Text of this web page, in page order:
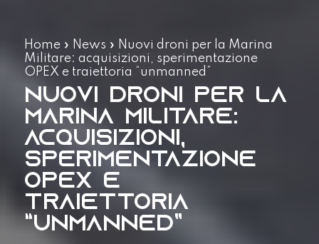
Home» News » Nuovi droni per la Marina
Militare: acquisizioni, sperimentazione
OPEX e traiettoria “unmanned”
Nuovi droni per la
Marina Militare:
acquisizioni,
sperimentazione
OPEX e
traiettoria
“unmanned”